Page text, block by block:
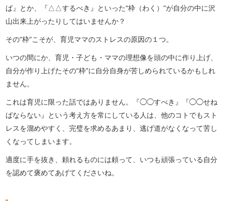
ば』とか、『△△するべき』といった“枠（わく）”が自分の中に沢
山出来上がったりしてはいませんか？
その“枠”こそが、育児ママのストレスの原因の１つ。
いつの間にか、育児・子ども・ママの理想像を頭の中に作り上げ、
自分が作り上げたその“枠”に自分自身が苦しめられているかもしれ
ません。
これは育児に限った話ではありません。『◯◯すべき』『◯◯せね
ばならない』という考え方を常にしている人は、他のコトでもスト
レスを溜めやすく、完璧を求めるあまり、逃げ道がなくなって苦し
くなってしまいます。
適度に手を抜き、頼れるものには頼って、いつも頑張っている自分
を認めて褒めてあげてくださいね。